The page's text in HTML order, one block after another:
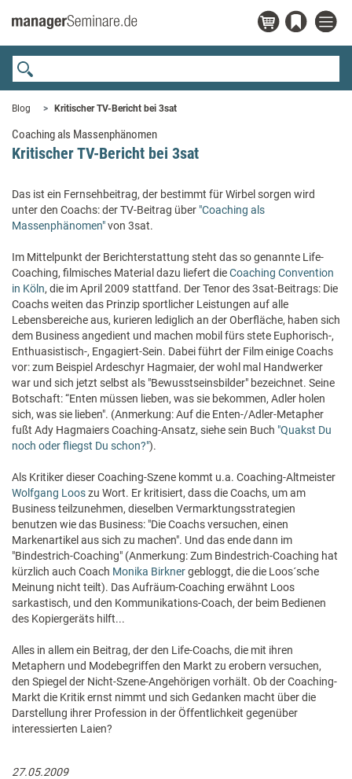
Blog Kritischer TV-Bericht bei 3sat
Coaching als Massenphänomen
Kritischer TV-Bericht bei 3sat
Das ist ein Fernsehbeitrag, der bestimmt für Wirbel sorgen wird
unter den Coachs: der TV-Beitrag über "Coaching als
Massenphänomen"von 3sat.
Im Mittelpunkt der Berichterstattung steht das so genannte Life-
Coaching, filmisches Material dazu liefert dieCoaching Convention
in Köln, die im April 2009 stattfand. Der Tenor des 3sat-Beitrags: Die
Coachs weiten das Prinzip sportlicher Leistungen auf alle
Lebensbereiche aus, kurieren lediglich an der Oberfläche, haben sich
dem Business angedient und machen mobil fürs stete Euphorisch-,
Enthuasistisch-, Engagiert-Sein. Dabei führt der Film einige Coachs
vor: zum Beispiel Ardeschyr Hagmaier, der wohl mal Handwerker
war und sich jetzt selbst als "Bewusstseinsbilder" bezeichnet. Seine
Botschaft: “Enten müssen lieben, was sie bekommen, Adler holen
sich, was sie lieben". (Anmerkung: Auf die Enten-/Adler-Metapher
fußt Ady Hagmaiers Coaching-Ansatz, siehe sein Buch "Quakst Du
noch oder fliegst Du schon?").
Als Kritiker dieser Coaching-Szene kommt u.a. Coaching-Altmeister
Wolfgang Looszu Wort. Er kritisiert, dass die Coachs, um am
Business teilzunehmen, dieselben Vermarktungsstrategien
benutzen wie das Business: "Die Coachs versuchen, einen
Markenartikel aus sich zu machen". Und das ende dann im
"Bindestrich-Coaching" (Anmerkung: Zum Bindestrich-Coaching hat
kürzlich auch Coach Monika Birknergebloggt, die die Loos´sche
Meinung nicht teilt). Das Aufräum-Coaching erwähnt Loos
sarkastisch, und den Kommunikations-Coach, der beim Bedienen
des Kopiergeräts hilft...
Alles in allem ein Beitrag, der den Life-Coachs, die mit ihren
Metaphern und Modebegriffen den Markt zu erobern versuchen,
den Spiegel der Nicht-Szene-Angehörigen vorhält. Ob der Coaching-
Markt die Kritik ernst nimmt und sich Gedanken macht über die
Darstellung ihrer Profession in der Öffentlichkeit gegenüber
interessierten Laien?
27.05.2009